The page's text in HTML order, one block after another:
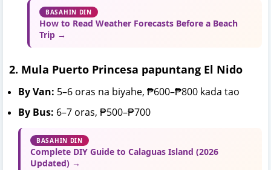
BASAHIN DIN
How to Read Weather Forecasts Before a Beach
Trip →
2. Mula Puerto Princesa papuntang El Nido
By Van: 5–6 oras na biyahe, ₱600–₱800 kada tao
By Bus: 6–7 oras, ₱500–₱700
BASAHIN DIN
Complete DIY Guide to Calaguas Island (2026
Updated) →